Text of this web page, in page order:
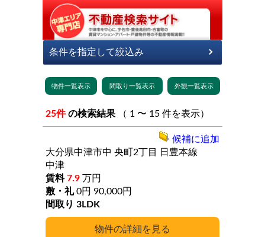
25件 の検索結果 （ 1 〜 15 件を表示）
詳細
大分県中津市中 央町2丁目
日豊本線
中津
7.9 万円
0円 90,000円
3LDK
候補に追加